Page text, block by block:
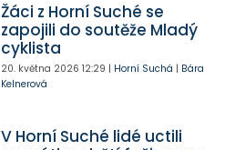
Žáci z Horní Suché se
zapojili do soutěže Mladý
cyklista
20. května 2026 12:29 | Horní Suchá | Bára
Kelnerová
V Horní Suché lidé uctili